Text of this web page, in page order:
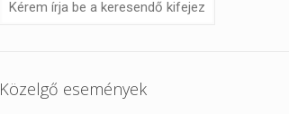
Közelgő események